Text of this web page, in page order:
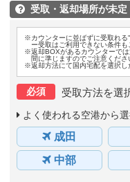
 受取・返却場所が未定
※カウンターに並ばずに受取れる
ー受取はご利用できない条件も
※返却BOXがあるカウンターで
間に準じますのでご注意くださ
※返却方法にて国内宅配を選択し
必須 受取方法を選
よく使われる空港から選
成田
中部